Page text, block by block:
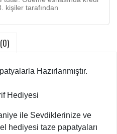
kişiler tarafından
Hazırlanmıştır.
Hediyesi
ile Sevdiklerinize ve
hediyesi taze papatyaları